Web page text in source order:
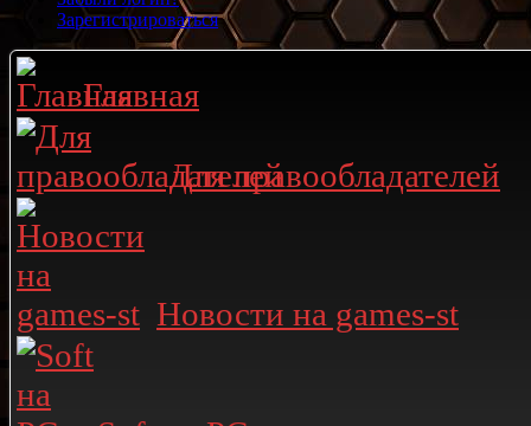
Зарегистрироваться
Главная
Для правообладателей
Новости на games-st